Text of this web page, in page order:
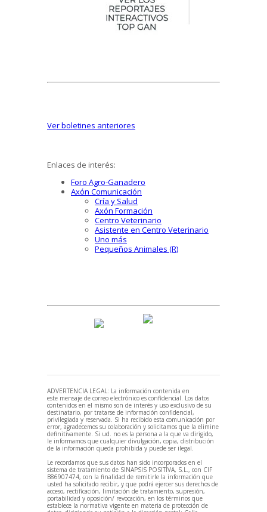
Ver boletines anteriores
Enlaces de interés:
Foro Agro-Ganadero
Axón Comunicación
Cría y Salud
Axón Formación
Centro Veterinario
Asistente en Centro Veterinario
Uno más
Pequeños Animales (R)
ADVERTENCIA LEGAL: La información contenida en
este mensaje de correo electrónico es confidencial. Los datos
contenidos en el mismo son de interés y uso exclusivo de su
destinatario, por tratarse de información confidencial,
privilegiada y reservada. Si ha recibido esta comunicación por
error, agradecemos su colaboración y solicitamos que la elimine
definitivamente. Si ud. no es la persona a la que va dirigido,
le informamos que cualquier divulgación, copia, distribución
de la información queda prohibida y puede ser ilegal.
Le recordamos que sus datos han sido incorporados en el
sistema de tratamiento de SINAPSIS POSITIVA, S.L., con CIF
B86907474, con la finalidad de remitirle la información que
usted ha solicitado recibir, y que podrá ejercer sus derechos de
acceso, rectificación, limitación de tratamiento, supresión,
portabilidad y oposición/ revocación, en los términos que
establece la normativa vigente en materia de protección de